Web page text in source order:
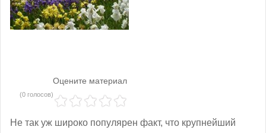
Оцените материал
(0 голосов)
Не так уж широко популярен факт, что крупнейший